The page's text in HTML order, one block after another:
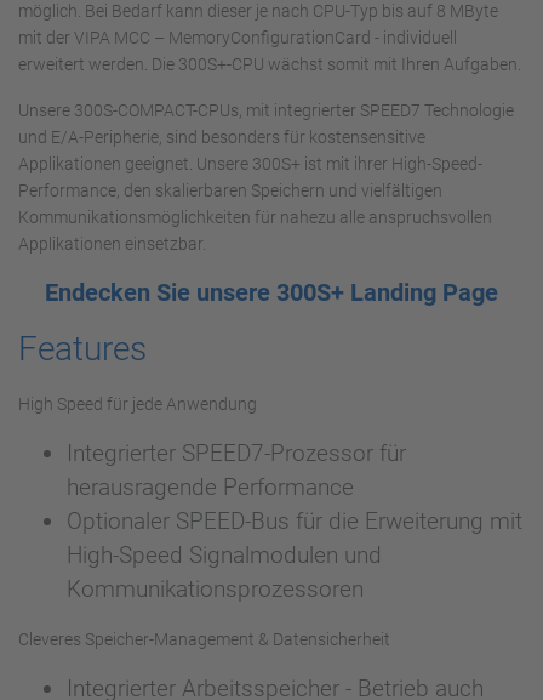
möglich. Bei Bedarf kann dieser je nach CPU-Typ bis auf 8 MByte
mit der VIPA MCC – MemoryConfigurationCard - individuell
erweitert werden. Die 300S+-CPU wächst somit mit Ihren Aufgaben.
Unsere 300S-COMPACT-CPUs, mit integrierter SPEED7 Technologie
und E/A-Peripherie, sind besonders für kostensensitive
Applikationen geeignet. Unsere 300S+ ist mit ihrer High-Speed-
Performance, den skalierbaren Speichern und vielfältigen
Kommunikationsmöglichkeiten für nahezu alle anspruchsvollen
Applikationen einsetzbar.
Endecken Sie unsere 300S+ Landing Page
Features
High Speed für jede Anwendung
Integrierter SPEED7-Prozessor für
herausragende Performance
Optionaler SPEED-Bus für die Erweiterung mit
High-Speed Signalmodulen und
Kommunikationsprozessoren
Cleveres Speicher-Management & Datensicherheit
Integrierter Arbeitsspeicher - Betrieb auch